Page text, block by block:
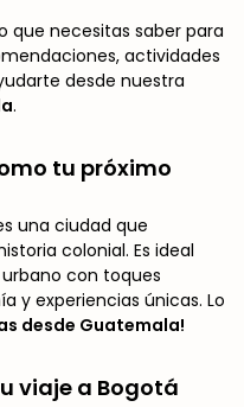
que necesitas saber para
actividades
desde nuestra
.
tu próximo
una ciudad que
colonial. Es ideal
con toques
y experiencias únicas. Lo
desde Guatemala!
viaje a Bogotá